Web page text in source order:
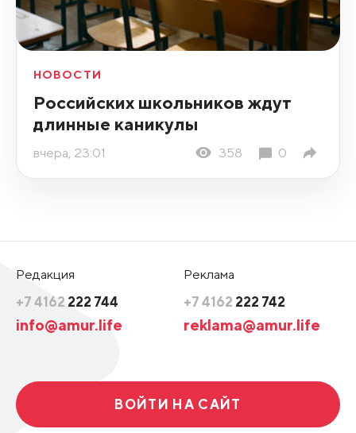
НОВОСТИ
Российских школьников ждут
длинные каникулы
вчера, 23:01 358 0
Редакция
+7 4162 222 744
info@amur.life
Реклама
+7 4162 222 742
reklama@amur.life
ВОЙТИ НА САЙТ